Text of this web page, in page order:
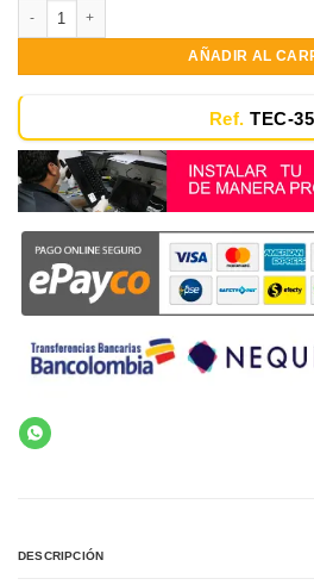
Teclado Lenovo Thinkpad Edge E550 E55
AÑADIR AL
Ref. TEC-
DESCRIPCIÓN